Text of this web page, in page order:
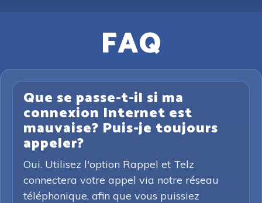
FAQ
Que se passe-t-il si ma
connexion Internet est
mauvaise? Puis-je toujours
appeler?
Oui. Utilisez l'option Rappel et Telz
connectera votre appel via notre réseau
téléphonique, afin que vous puissiez